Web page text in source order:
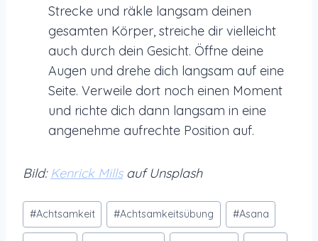
Strecke und räkle langsam deinen
gesamten Körper, streiche dir vielleicht
auch durch dein Gesicht. Öffne deine
Augen und drehe dich langsam auf eine
Seite. Verweile dort noch einen Moment
und richte dich dann langsam in eine
angenehme aufrechte Position auf.
Bild: Kenrick Millsauf Unsplash
Schlagworte:
#Achtsamkeit #Achtsamkeitsübung #Asana